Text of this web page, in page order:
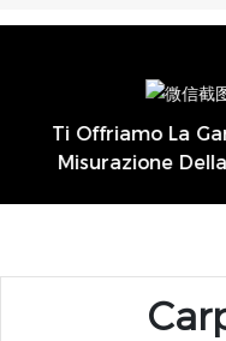
Ti Offriamo La
Misurazione